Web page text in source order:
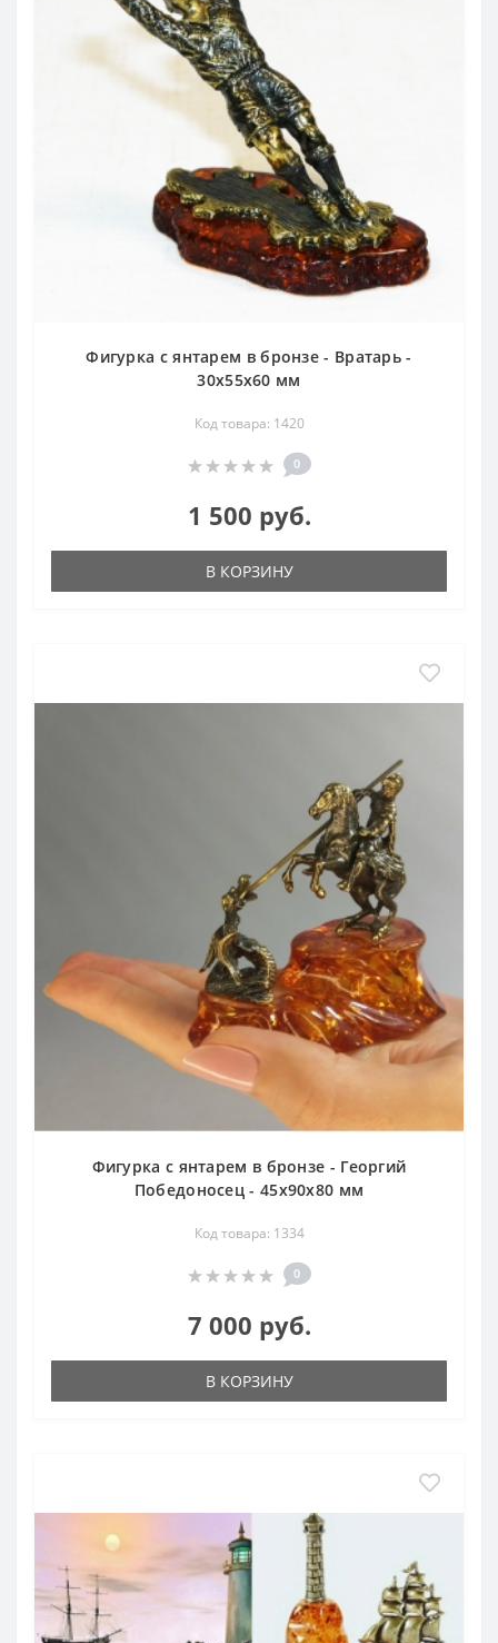
Фигурка с янтарем в бронзе - Вратарь -
30х55х60 мм
Код товара: 1420
0
1 500 руб.
В КОРЗИНУ
Фигурка с янтарем в бронзе - Георгий
Победоносец - 45х90х80 мм
Код товара: 1334
0
7 000 руб.
В КОРЗИНУ